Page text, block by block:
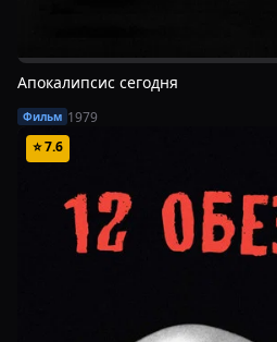
Апокалипсис сегодня
Фильм 1979
⭐7.6